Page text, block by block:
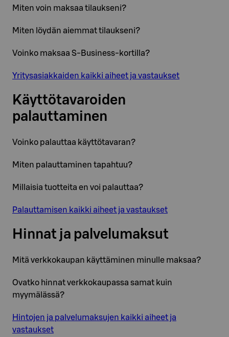
Miten voin maksaa tilaukseni?
Miten löydän aiemmat tilaukseni?
Voinko maksaa S-Business-kortilla?
Yritysasiakkaiden kaikki aiheet ja vastaukset
Käyttötavaroiden
palauttaminen
Voinko palauttaa käyttötavaran?
Miten palauttaminen tapahtuu?
Millaisia tuotteita en voi palauttaa?
Palauttamisen kaikki aiheet ja vastaukset
Hinnat ja palvelumaksut
Mitä verkkokaupan käyttäminen minulle maksaa?
Ovatko hinnat verkkokaupassa samat kuin
myymälässä?
Hintojen ja palvelumaksujen kaikki aiheet ja
vastaukset